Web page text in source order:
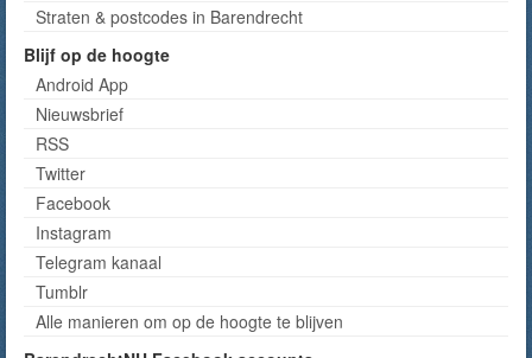
Straten & postcodes in Barendrecht
Blijf op de hoogte
Android App
Nieuwsbrief
RSS
Twitter
Facebook
Instagram
Telegram kanaal
Tumblr
Alle manieren om op de hoogte te blijven